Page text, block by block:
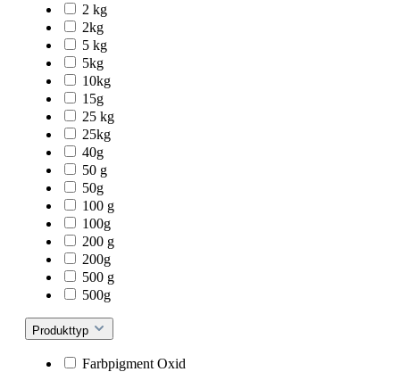
2 kg
2kg
5 kg
5kg
10kg
15g
25 kg
25kg
40g
50 g
50g
100 g
100g
200 g
200g
500 g
500g
Produkttyp
Farbpigment Oxid